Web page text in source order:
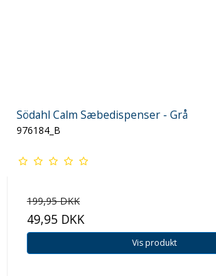
Södahl Calm Sæbedispenser - Grå
976184_B
199,95 DKK
49,95 DKK
Vis produkt